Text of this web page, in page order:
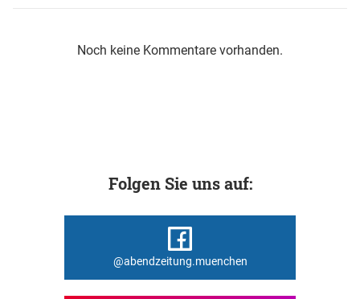
Noch keine Kommentare vorhanden.
Folgen Sie uns auf:
@abendzeitung.muenchen